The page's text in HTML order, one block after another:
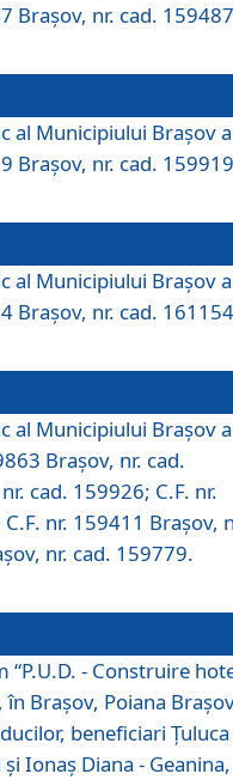
Brașov, nr. cad.
al Municipiului Braşov a
Brașov, nr. cad.
al Municipiului Braşov a
Brașov, nr. cad.
al Municipiului Braşov a
Brașov, nr. cad.
cad. 159926; C.F. nr.
nr. 159411 Brașov,
nr. cad. 159779.
- Construire
Braşov, Poiana
beneficiari
Ionaş Diana - Geanina,